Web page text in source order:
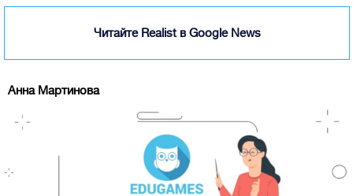
Читайте Realist в Google News
Анна Мартинова